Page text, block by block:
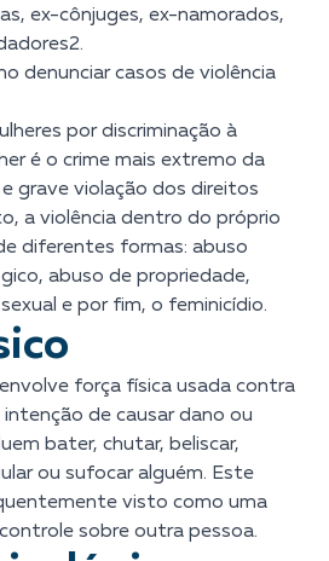
ex-cônjuges, ex-namorados,
2.
denunciar casos de violência
por discriminação à
é o crime mais extremo da
grave violação dos direitos
a violência dentro do próprio
diferentes formas: abuso
abuso de propriedade,
e por fim, o feminicídio.
força física usada contra
de causar dano ou
bater, chutar, beliscar,
ou sufocar alguém. Este
visto como uma
sobre outra pessoa.